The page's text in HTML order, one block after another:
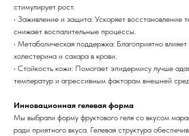
стимулирует рост.
• Заживление и защита: Ускоряет восстановление
снижает воспалительные процессы.
• Метаболическая поддержка: Благоприятно
холестерина и сахара в крови.
• Стойкость кожи: Помогает эпидермису лучше
температур и агрессивным факторам внешней
Инновационная гелевая форма
Мы выбрали форму фруктового геля со вкусом
ради приятного вкуса. Гелевая структура